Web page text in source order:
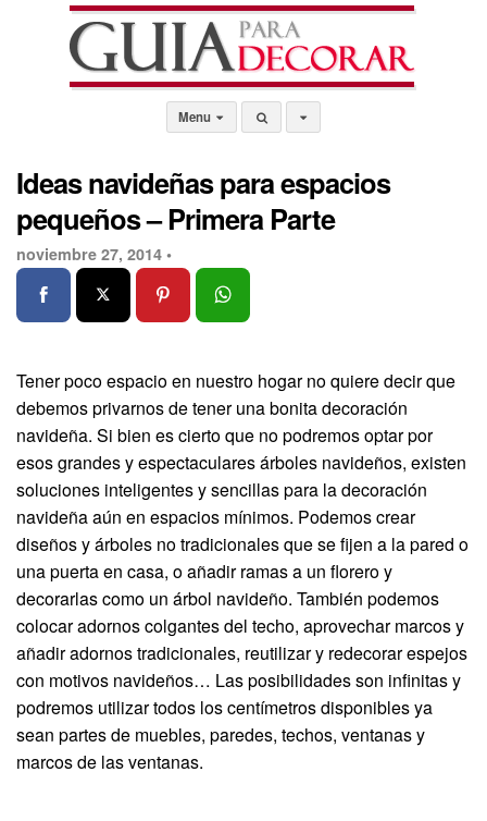
Menu
Ideas navideñas para espacios
pequeños – Primera Parte
noviembre 27, 2014 •
Tener poco espacio en nuestro hogar no quiere decir que
debemos privarnos de tener una bonita decoración
navideña. Si bien es cierto que no podremos optar por
esos grandes y espectaculares árboles navideños, existen
soluciones inteligentes y sencillas para la decoración
navideña aún en espacios mínimos. Podemos crear
diseños y árboles no tradicionales que se fijen a la pared o
una puerta en casa, o añadir ramas a un florero y
decorarlas como un árbol navideño. También podemos
colocar adornos colgantes del techo, aprovechar marcos y
añadir adornos tradicionales, reutilizar y redecorar espejos
con motivos navideños… Las posibilidades son infinitas y
podremos utilizar todos los centímetros disponibles ya
sean partes de muebles, paredes, techos, ventanas y
marcos de las ventanas.